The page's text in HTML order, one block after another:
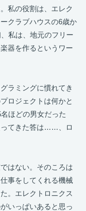
私の役割は、エレク
クラブハウスの6歳か
私は、地元のフリー
器を作るというワー
ラミングに慣れてき
ロジェクトは何かと
ほどの男女だった
ってきた答は……、ロ
はない。そのころは
事をしてくれる機械
。エレクトロニクス
いっぱいあると思っ